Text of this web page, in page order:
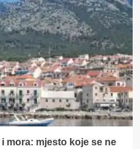
mora: mjesto koje se ne